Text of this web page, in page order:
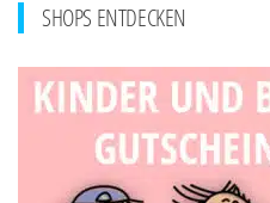
SHOPS ENTDECKEN